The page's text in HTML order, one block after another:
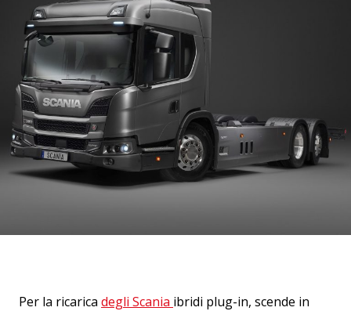
Per la ricarica degli Scania ibridi plug-in, scende in